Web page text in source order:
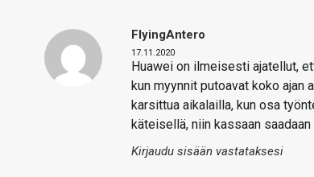
FlyingAntero
17.11.2020
Huawei on ilmeisesti ajatellut,
kun myynnit putoavat koko ajan
karsittua aikalailla, kun osa
käteisellä, niin kassaan
Kirjaudu sisään vastataksesi